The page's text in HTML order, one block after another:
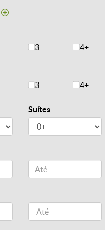
3 4+
3 4+
Suítes